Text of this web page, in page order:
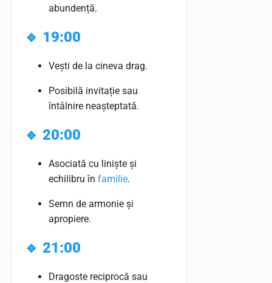
abundență.
🔹 19:00
Vești de la cineva drag.
Posibilă invitație sau
întâlnire neașteptată.
🔹 20:00
Asociată cu liniște și
echilibru în familie.
Semn de armonie și
apropiere.
🔹 21:00
Dragoste reciprocă sau